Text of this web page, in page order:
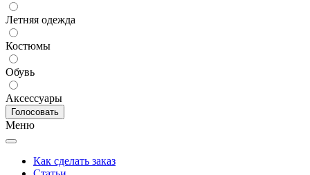
Летняя одежда
Костюмы
Обувь
Аксессуары
Меню
Как сделать заказ